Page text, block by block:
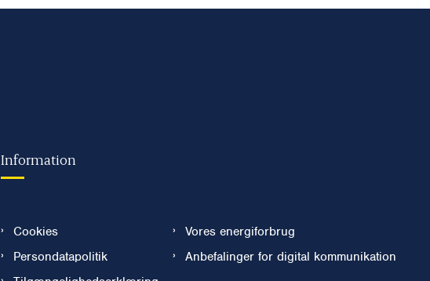
Information
Cookies
Persondatapolitik
Vores energiforbrug
Anbefalinger for digital kommunikation